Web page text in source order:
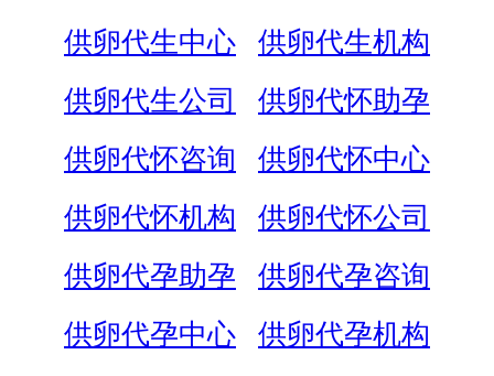
供卵代生中心
供卵代生机构
供卵代生公司
供卵代怀助孕
供卵代怀咨询
供卵代怀中心
供卵代怀机构
供卵代怀公司
供卵代孕助孕
供卵代孕咨询
供卵代孕中心
供卵代孕机构